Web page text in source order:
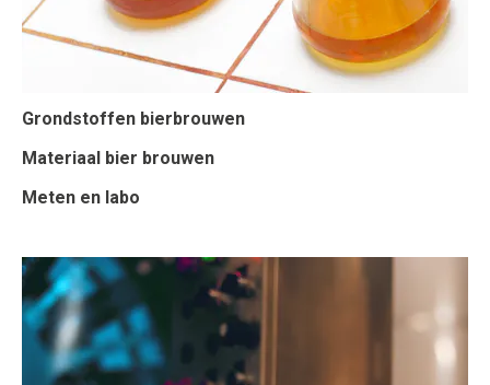
Grondstoffen bierbrouwen
Materiaal bier brouwen
Meten en labo